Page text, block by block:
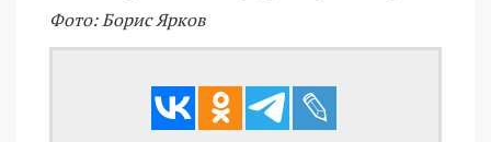
Фото: Борис Ярков